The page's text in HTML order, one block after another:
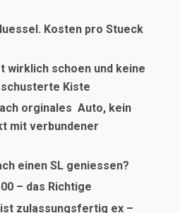
Kosten pro Stueck
wirklich schoen und keine
Kiste
orginales Auto, kein
mit verbundener
einen SL geniessen?
– das Richtige
zulassungsfertig ex –